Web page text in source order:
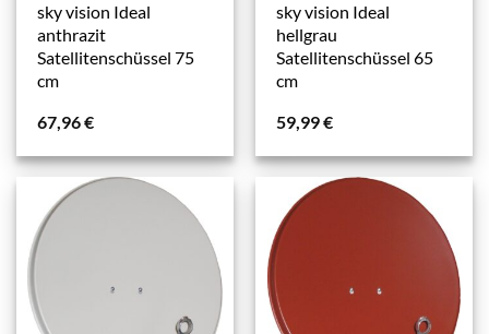
sky vision Ideal
anthrazit
Satellitenschüssel 75
cm
67,96€
sky vision Ideal
hellgrau
Satellitenschüssel 65
cm
59,99€